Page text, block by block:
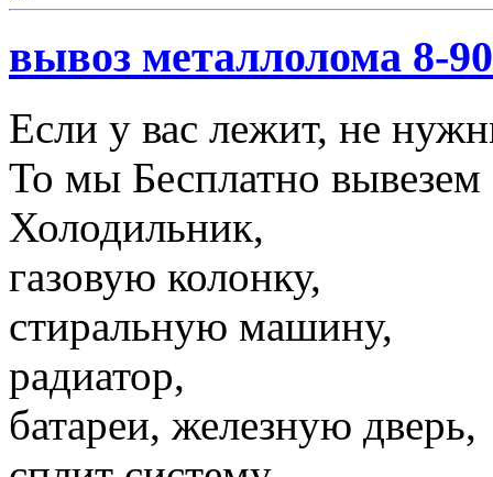
вывоз металлолома 8-
Если у вас лежит, не
То мы Бесплатно
Холодильник,
газовую колонку,
стиральную машину,
радиатор,
батареи, железную дверь,